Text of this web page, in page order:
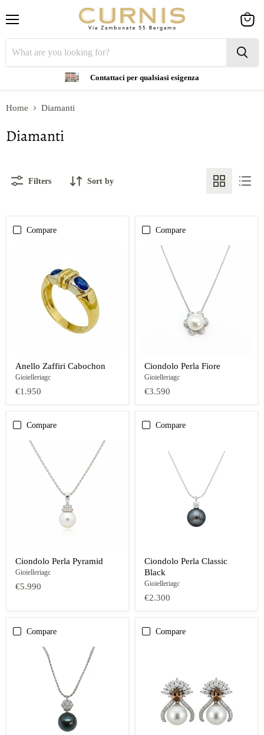
Contattaci per qualsiasi esigenza
cart
Home Diamanti
Diamanti
Filters Sort by
Compare
Anello Zaffiri Cabochon
Gioielleriagc
€1.950
Compare
Ciondolo Perla Fiore
Gioielleriagc
€3.590
Compare
Ciondolo Perla Pyramid
Gioielleriagc
€5.990
Compare
Ciondolo Perla Classic
Black
Gioielleriagc
€2.300
Compare Compare